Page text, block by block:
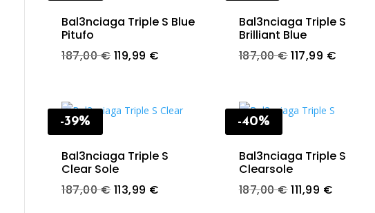
Bal3nciaga Triple S Blue
Pitufo
187,00€ Original
187,00 €.
119,99 €
119,99 €.
Bal3nciaga Triple S
Brilliant Blue
187,00€Original
187,00 €.
117,99 €
-39%
Bal3nciaga Triple S
Clear Sole
187,00€ Original
113,99 €
-40%
Bal3nciaga Triple S
Clearsole
187,00€Original
111,99 €